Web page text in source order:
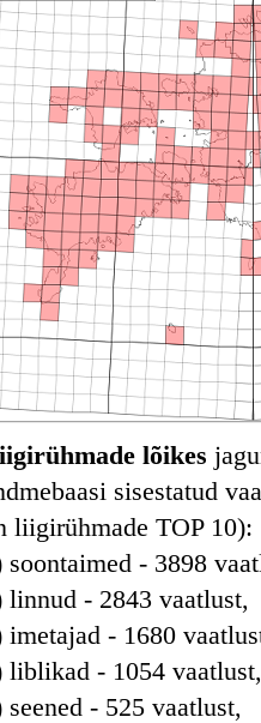
lõikes
sisestatud
liigirühmade TOP 10):
soontaimed - 3898
linnud - 2843 vaatlust,
imetajad - 1680
liblikad - 1054 vaatlust,
seened - 525 vaatlust,